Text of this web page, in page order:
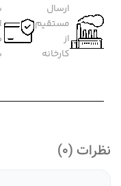
ارسال
مستقیم
از
کارخانه
نظرات (0)